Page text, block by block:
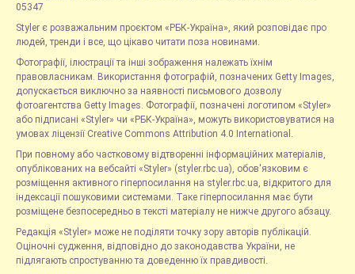
05347
Styler є розважальним проєктом «РБК-Україна», який розповідає про
людей, тренди і все, що цікаво читати поза новинами.
Фотографії, ілюстрації та інші зображення належать їхнім
правовласникам. Використання фотографій, позначених Getty Images,
допускається виключно за наявності письмового дозволу
фотоагентства Getty Images. Фотографії, позначені логотипом «Styler»
або підписані «Styler» чи «РБК-Україна», можуть використовуватися на
умовах ліцензії Creative Commons Attribution 4.0 International.
При повному або частковому відтворенні інформаційних матеріалів,
опублікованих на вебсайті «Styler» (styler.rbc.ua), обов'язковим є
розміщення активного гіперпосилання на styler.rbc.ua, відкритого для
індексації пошуковими системами. Таке гіперпосилання має бути
розміщене безпосередньо в тексті матеріалу не нижче другого абзацу.
Редакція «Styler» може не поділяти точку зору авторів публікацій.
Оціночні судження, відповідно до законодавства України, не
підлягають спростуванню та доведенню їх правдивості.